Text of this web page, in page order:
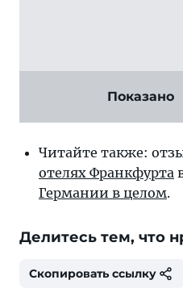
Показано
Читайте также:
отелях Франкфурта
Германии в целом.
Делитесь тем, что
Скопировать ссылку